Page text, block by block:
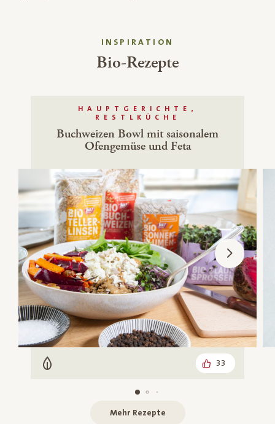
INSPIRATION
Bio-Rezepte
HAUPTGERICHTE,
RESTLKÜCHE
Buchweizen Bowl mit saisonalem
Ofengemüse und Feta
Vegetarisch 33
Mehr Rezepte